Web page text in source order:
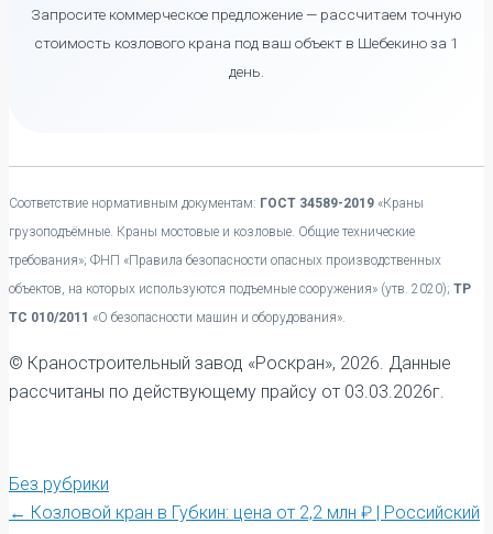
Запросите коммерческое предложение — рассчитаем точную
стоимость козлового крана под ваш объект в Шебекино за 1
день.
Соответствие нормативным документам: ГОСТ 34589-2019 «Краны
грузоподъёмные. Краны мостовые и козловые. Общие технические
требования»; ФНП «Правила безопасности опасных производственных
объектов, на которых используются подъемные сооружения» (утв. 2020); ТР
ТС 010/2011 «О безопасности машин и оборудования».
© Краностроительный завод «Роскран», 2026. Данные
рассчитаны по действующему прайсу от 03.03.2026г.
Без рубрики
← Козловой кран в Губкин: цена от 2,2 млн ₽ | Российский